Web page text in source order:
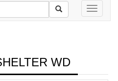
Toggle
WD